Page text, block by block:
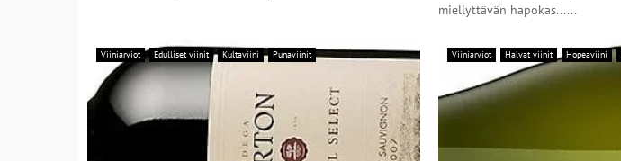
miellyttävän hapokas......
Viiniarviot Edulliset viinit Kultaviini Punaviinit Viiniarviot Halvat viinit Hopeaviini